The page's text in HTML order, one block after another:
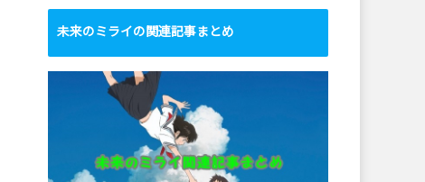
未来のミライの関連記事まとめ